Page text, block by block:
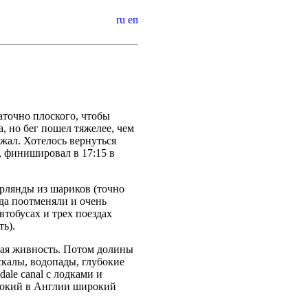
ru en
плоского, чтобы
но бег пошел тяжелее, чем
Хотелось вернуться
финишировал в 17:15 в
из шариков (точно
поотменяли и очень
и трех поездах
живность. Потом долины
водопады, глубокие
canal с лодками и
в Англии широкий